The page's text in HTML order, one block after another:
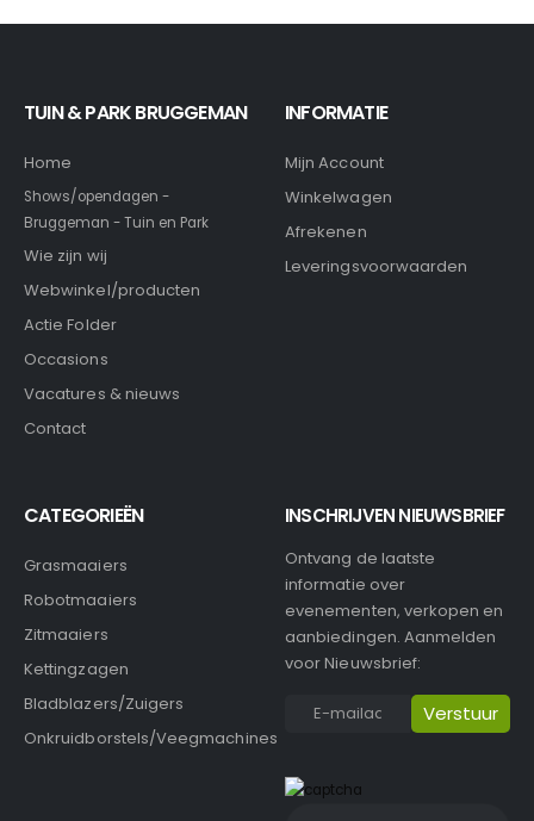
TUIN & PARK BRUGGEMAN
Home
Shows/opendagen -
Bruggeman - Tuin en Park
Wie zijn wij
Webwinkel/producten
Actie Folder
Occasions
Vacatures & nieuws
Contact
INFORMATIE
Mijn Account
Winkelwagen
Afrekenen
Leveringsvoorwaarden
CATEGORIEËN
Grasmaaiers
Robotmaaiers
Zitmaaiers
Kettingzagen
Bladblazers/Zuigers
Onkruidborstels/Veegmachines
INSCHRIJVEN NIEUWSBRIEF
Ontvang de laatste
informatie over
evenementen, verkopen en
aanbiedingen. Aanmelden
voor Nieuwsbrief: